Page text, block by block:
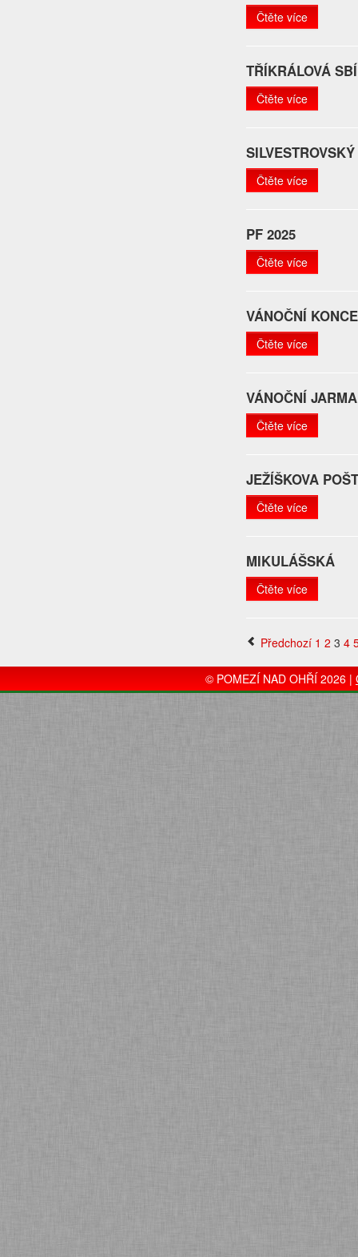
Čtěte více
TŘÍKRÁLOVÁ
Čtěte více
Čtěte více
PF 2025
Čtěte více
VÁNOČNÍ
Čtěte více
VÁNOČNÍ
Čtěte více
JEŽÍŠKOVA
Čtěte více
MIKULÁŠSKÁ
Čtěte více
Předchozí 1 2 3 4
© POMEZÍ NAD OHŘÍ 2026 |